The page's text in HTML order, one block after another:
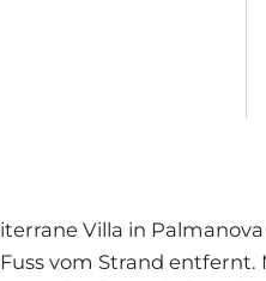
Villa in
vom Strand